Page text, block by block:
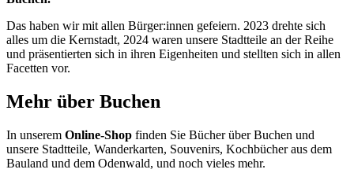
Das haben wir mit allen Bürger:innen gefeiern. 2023 drehte sich
alles um die Kernstadt, 2024 waren unsere Stadtteile an der Reihe
und präsentierten sich in ihren Eigenheiten und stellten sich in allen
Facetten vor.
Mehr über Buchen
In unserem Online-Shop finden Sie Bücher über Buchen und
unsere Stadtteile, Wanderkarten, Souvenirs, Kochbücher aus dem
Bauland und dem Odenwald, und noch vieles mehr.